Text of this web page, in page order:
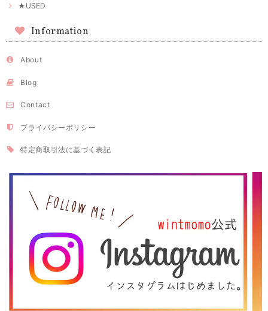
★USED
Information
About
Blog
Contact
プライバシーポリシー
特定商取引法に基づく表記